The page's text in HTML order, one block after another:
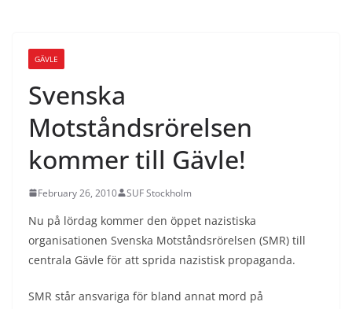
GÄVLE
Svenska
Motståndsrörelsen
kommer till Gävle!
February 26, 2010 SUF Stockholm
Nu på lördag kommer den öppet nazistiska
organisationen Svenska Motståndsrörelsen (SMR) till
centrala Gävle för att sprida nazistisk propaganda.
SMR står ansvariga för bland annat mord på